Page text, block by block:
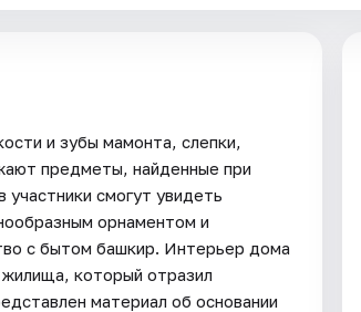
и зубы мамонта, слепки,
предметы, найденные при
смогут увидеть
орнаментом и
с бытом башкир. Интерьер дома
который отразил
материал об основании